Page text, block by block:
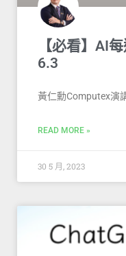
【必看】AI
6.3
黃仁勳Computex演
READ MORE »
30 5 月, 2023